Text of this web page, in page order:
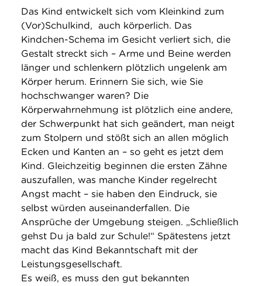
Das Kind entwickelt sich vom Kleinkind zum
(Vor)Schulkind, auch körperlich. Das
Kindchen-Schema im Gesicht verliert sich, die
Gestalt streckt sich – Arme und Beine werden
länger und schlenkern plötzlich ungelenk am
Körper herum. Erinnern Sie sich, wie Sie
hochschwanger waren? Die
Körperwahrnehmung ist plötzlich eine andere,
der Schwerpunkt hat sich geändert, man neigt
zum Stolpern und stößt sich an allen möglich
Ecken und Kanten an – so geht es jetzt dem
Kind. Gleichzeitig beginnen die ersten Zähne
auszufallen, was manche Kinder regelrecht
Angst macht – sie haben den Eindruck, sie
selbst würden auseinanderfallen. Die
Ansprüche der Umgebung steigen. „Schließlich
gehst Du ja bald zur Schule!“ Spätestens jetzt
macht das Kind Bekanntschaft mit der
Leistungsgesellschaft.
Es weiß, es muss den gut bekannten